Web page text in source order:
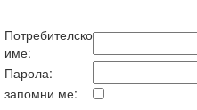
Потребителско
име:
Парола:
запомни ме: